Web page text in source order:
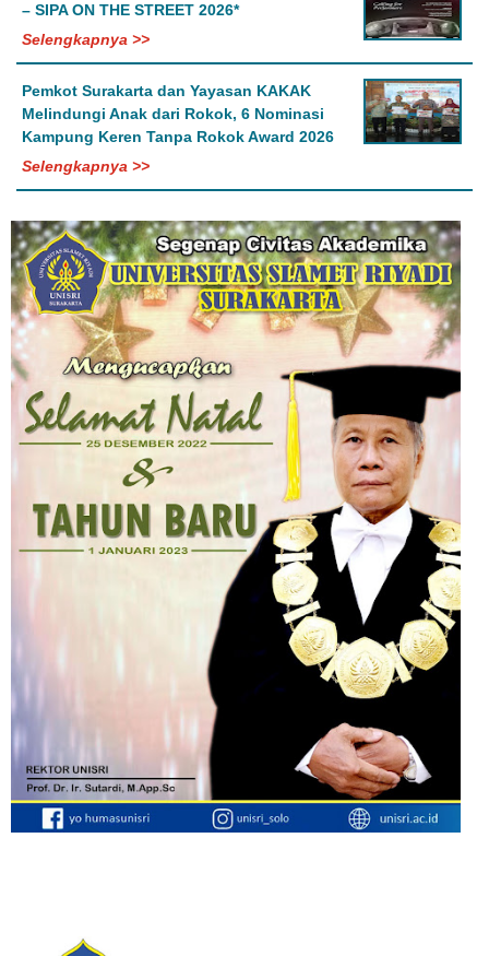
– SIPA ON THE STREET 2026*
Selengkapnya >>
Pemkot Surakarta dan Yayasan KAKAK
Melindungi Anak dari Rokok, 6 Nominasi
Kampung Keren Tanpa Rokok Award 2026
Selengkapnya >>